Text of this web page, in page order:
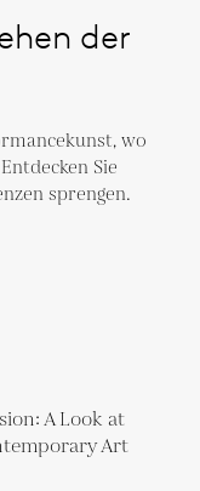
der
wo
Sie
sprengen.